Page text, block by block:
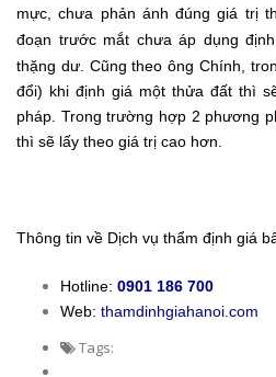
mực, chưa phản ánh đúng giá trị
đoạn trước mắt chưa áp dụng
thặng dư. Cũng theo ông Chính,
đổi) khi định giá một thửa đất thì
pháp. Trong trường hợp 2 phương
thì sẽ lấy theo giá trị cao hơn.
Thông tin về Dịch vụ thẩm định giá
Hotline: 0901 186 700
Web: thamdinhgiahanoi.com
Tags: